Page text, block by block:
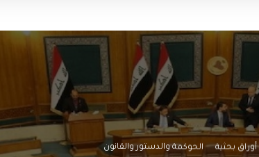
أوراق بحثية الحوكمة والدستور والقانون